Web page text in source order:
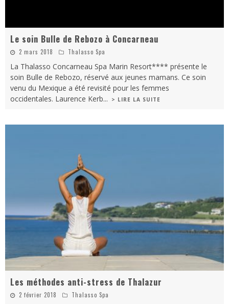
Le soin Bulle de Rebozo à Concarneau
2 mars 2018 Thalasso Spa
La Thalasso Concarneau Spa Marin Resort**** présente le
soin Bulle de Rebozo, réservé aux jeunes mamans. Ce soin
venu du Mexique a été revisité pour les femmes
occidentales. Laurence Kerb... > LIRE LA SUITE
Les méthodes anti-stress de Thalazur
2 février 2018 Thalasso Spa